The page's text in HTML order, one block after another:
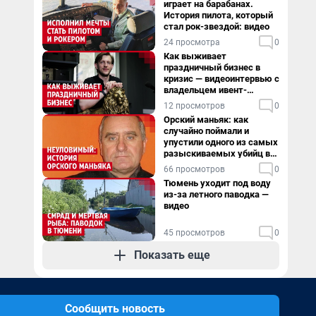
играет на барабанах.
История пилота, который
стал рок-звездой: видео
24 просмотра 0
Как выживает
праздничный бизнес в
кризис — видеоинтервью с
владельцем ивент-
агентства
12 просмотров 0
Орский маньяк: как
случайно поймали и
упустили одного из самых
разыскиваемых убийц в
России. Видео
66 просмотров 0
Тюмень уходит под воду
из-за летного паводка —
видео
45 просмотров 0
Показать еще
Сообщить новость